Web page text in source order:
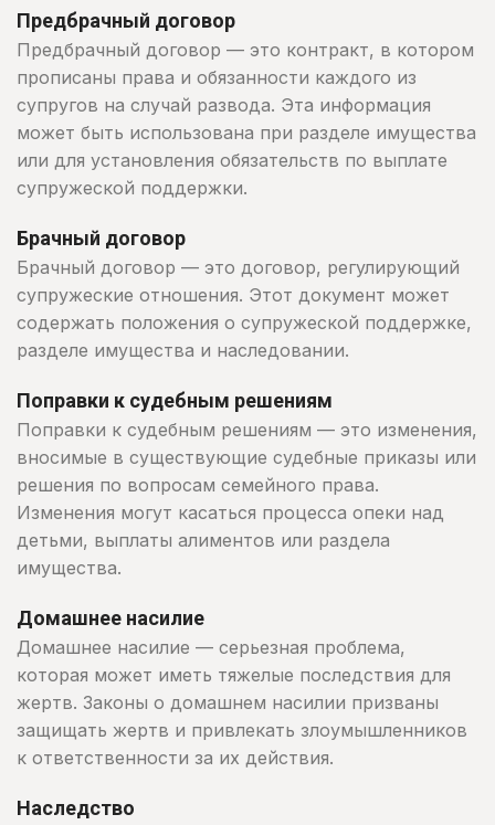
Предбрачный договор
Предбрачный договор — это контракт, в котором
прописаны права и обязанности каждого из
супругов на случай развода. Эта информация
может быть использована при разделе имущества
или для установления обязательств по выплате
супружеской поддержки.
Брачный договор
Брачный договор — это договор, регулирующий
супружеские отношения. Этот документ может
содержать положения о супружеской поддержке,
разделе имущества и наследовании.
Поправки к судебным решениям
Поправки к судебным решениям — это изменения,
вносимые в существующие судебные приказы или
решения по вопросам семейного права.
Изменения могут касаться процесса опеки над
детьми, выплаты алиментов или раздела
имущества.
Домашнее насилие
Домашнее насилие — серьезная проблема,
которая может иметь тяжелые последствия для
жертв. Законы о домашнем насилии призваны
защищать жертв и привлекать злоумышленников
к ответственности за их действия.
Наследство